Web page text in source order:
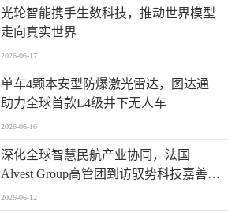
光轮智能携手生数科技，推动世界模型
走向真实世界
2026-06-17
单车4颗本安型防爆激光雷达，图达通
助力全球首款L4级井下无人车
2026-06-16
深化全球智慧民航产业协同，法国
Alvest Group高管团到访驭势科技嘉善研
发测试和应用创新中心
2026-06-12